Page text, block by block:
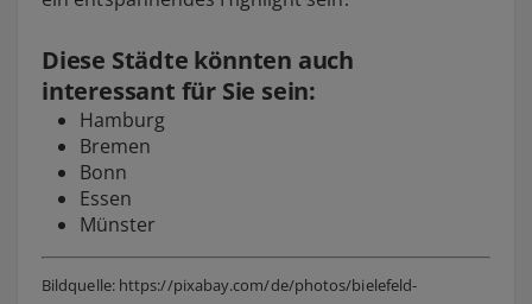
Diese Städte könnten auch
interessant für Sie sein:
Hamburg
Bremen
Bonn
Essen
Münster
Bildquelle: https://pixabay.com/de/photos/bielefeld-